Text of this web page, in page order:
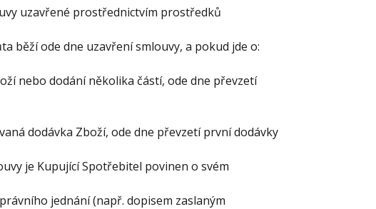
uzavřené prostřednictvím prostředků
běží ode dne uzavření smlouvy, a pokud jde o:
nebo dodání několika částí, ode dne převzetí
dodávka Zboží, ode dne převzetí první dodávky
je Kupující Spotřebitel povinen o svém
jednání (např. dopisem zaslaným